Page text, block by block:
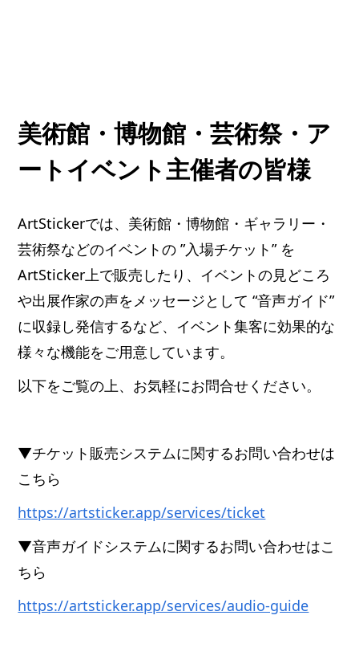
美術館・博物館・芸術祭・ア
ートイベント主催者の皆様
ArtStickerでは、美術館・博物館・ギャラリー・
芸術祭などのイベントの ”入場チケット” を
ArtSticker上で販売したり、イベントの見どころ
や出展作家の声をメッセージとして “音声ガイド”
に収録し発信するなど、イベント集客に効果的な
様々な機能をご用意しています。
以下をご覧の上、お気軽にお問合せください。
▼チケット販売システムに関するお問い合わせは
こちら
https://artsticker.app/services/ticket
▼音声ガイドシステムに関するお問い合わせはこ
ちら
https://artsticker.app/services/audio-guide